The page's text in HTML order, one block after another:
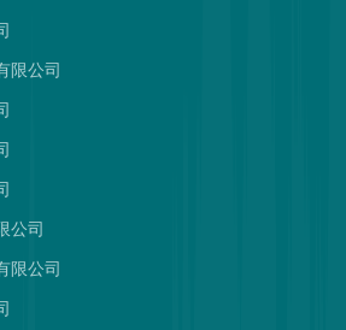
限公司
公司
限公司